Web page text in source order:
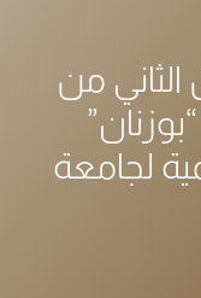
الثاني من
لجامعة